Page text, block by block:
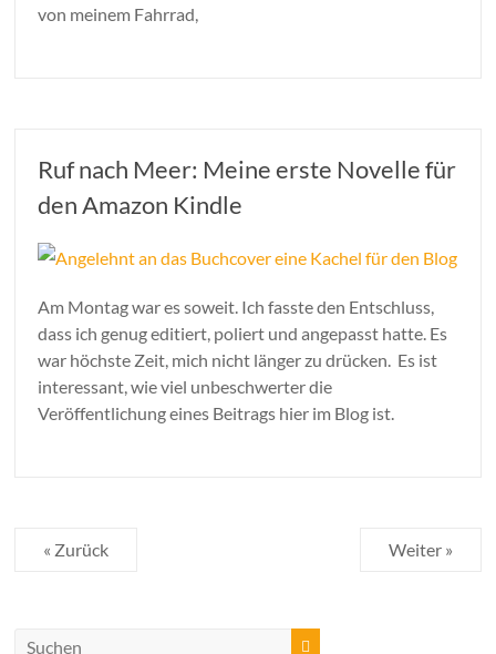
von meinem Fahrrad,
Ruf nach Meer: Meine erste Novelle für
den Amazon Kindle
Am Montag war es soweit. Ich fasste den Entschluss,
dass ich genug editiert, poliert und angepasst hatte. Es
war höchste Zeit, mich nicht länger zu drücken. Es ist
interessant, wie viel unbeschwerter die
Veröffentlichung eines Beitrags hier im Blog ist.
« Zurück Weiter »